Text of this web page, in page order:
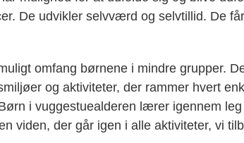
De udvikler selvværd og selvtillid. De
omfang børnene i mindre grupper.
og aktiviteter, der rammer hvert
i vuggestuealderen lærer igennem
viden, der går igen i alle aktiviteter, vi